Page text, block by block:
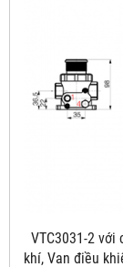
VTC3031-2 với
khí, Van điều